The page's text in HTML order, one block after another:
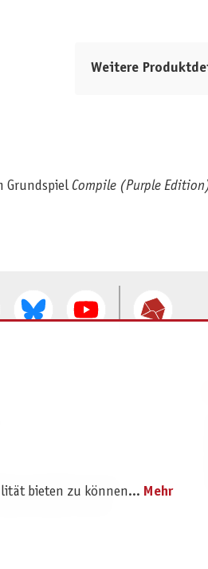
Weitere
Grundspiel Compile (Purple
bieten zu können... Mehr